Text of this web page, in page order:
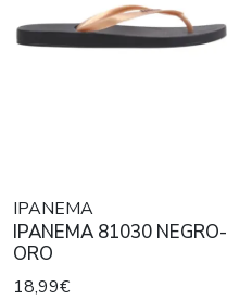
IPANEMA
IPANEMA 81030 NEGRO-
ORO
18,99€